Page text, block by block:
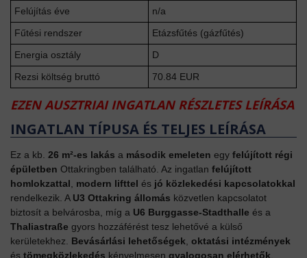
Felújítás éve
n/a
Fűtési rendszer
Etázsfűtés (gázfűtés)
Energia osztály
D
Rezsi költség bruttó
70.84 EUR
EZEN AUSZTRIAI INGATLAN RÉSZLETES LEÍRÁSA
INGATLAN TÍPUSA ÉS TELJES LEÍRÁSA
Ez a kb. 26 m²-es lakás a második emeleten egy felújított régi
épületben Ottakringben található. Az ingatlan felújított
homlokzattal
modern lifttel és jó közlekedési kapcsolatokkal
rendelkezik. A U3 Ottakring állomás közvetlen kapcsolatot
biztosít a belvárosba, míg a U6 Burggasse-Stadthalle és a
Thaliastraße gyors hozzáférést tesz lehetővé a külső
kerületekhez. Bevásárlási lehetőségek oktatási intézmények
és tömegközlekedés kényelmesen gyalogosan elérhetők